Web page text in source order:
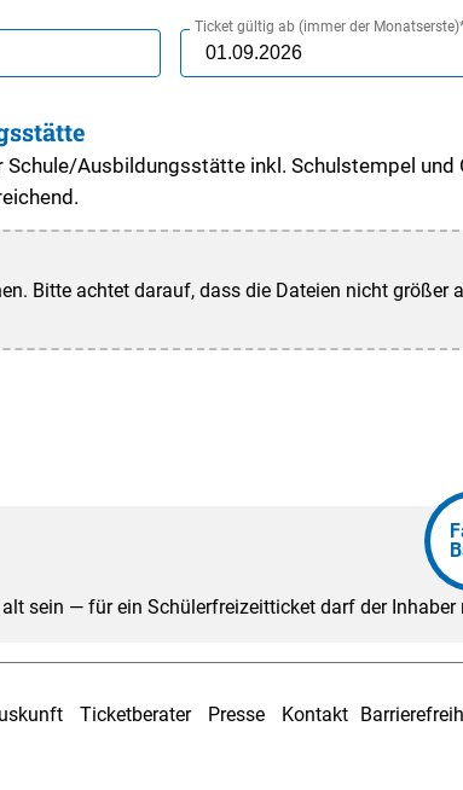
Ticket gültig ab (immer der
Ausbildungsstätte inkl. Schulstempel
Bitte achtet darauf, dass die Dateien nicht größer
sein — für ein Schülerfreizeitticket darf der
Ticketberater Presse Kontakt